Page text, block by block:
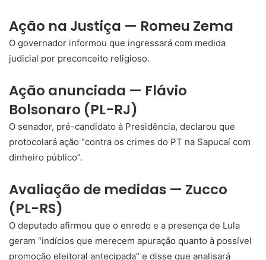
Ação na Justiça — Romeu Zema
O governador informou que ingressará com medida
judicial por preconceito religioso.
Ação anunciada — Flávio
Bolsonaro (PL-RJ)
O senador, pré-candidato à Presidência, declarou que
protocolará ação “contra os crimes do PT na Sapucaí com
dinheiro público”.
Avaliação de medidas — Zucco
(PL-RS)
O deputado afirmou que o enredo e a presença de Lula
geram “indícios que merecem apuração quanto à possível
promoção eleitoral antecipada” e disse que analisará